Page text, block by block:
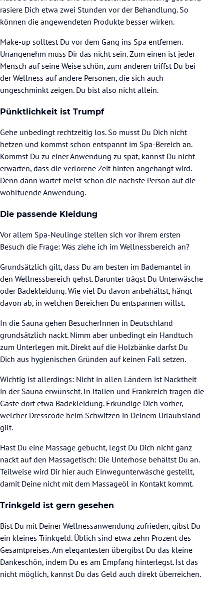
rasiere Dich etwa zwei Stunden vor der Behandlung. So
können die angewendeten Produkte besser wirken.
Make-up solltest Du vor dem Gang ins Spa entfernen.
Unangenehm muss Dir das nicht sein. Zum einen ist jeder
Mensch auf seine Weise schön, zum anderen triffst Du bei
der Wellness auf andere Personen, die sich auch
ungeschminkt zeigen. Du bist also nicht allein.
Pünktlichkeit ist Trumpf
Gehe unbedingt rechtzeitig los. So musst Du Dich nicht
hetzen und kommst schon entspannt im Spa-Bereich an.
Kommst Du zu einer Anwendung zu spät, kannst Du nicht
erwarten, dass die verlorene Zeit hinten angehängt wird.
Denn dann wartet meist schon die nächste Person auf die
wohltuende Anwendung.
Die passende Kleidung
Vor allem Spa-Neulinge stellen sich vor ihrem ersten
Besuch die Frage: Was ziehe ich im Wellnessbereich an?
Grundsätzlich gilt, dass Du am besten im Bademantel in
den Wellnessbereich gehst. Darunter trägst Du Unterwäsche
oder Badekleidung. Wie viel Du davon anbehältst, hängt
davon ab, in welchen Bereichen Du entspannen willst.
In die Sauna gehen BesucherInnen in Deutschland
grundsätzlich nackt. Nimm aber unbedingt ein Handtuch
zum Unterlegen mit. Direkt auf die Holzbänke darfst Du
Dich aus hygienischen Gründen auf keinen Fall setzen.
Wichtig ist allerdings: Nicht in allen Ländern ist Nacktheit
in der Sauna erwünscht. In Italien und Frankreich tragen die
Gäste dort etwa Badekleidung. Erkundige Dich vorher,
welcher Dresscode beim Schwitzen in Deinem Urlaubsland
gilt.
Hast Du eine Massage gebucht, legst Du Dich nicht ganz
nackt auf den Massagetisch: Die Unterhose behältst Du an.
Teilweise wird Dir hier auch Einwegunterwäsche gestellt,
damit Deine nicht mit dem Massageöl in Kontakt kommt.
Trinkgeld ist gern gesehen
Bist Du mit Deiner Wellnessanwendung zufrieden, gibst Du
ein kleines Trinkgeld. Üblich sind etwa zehn Prozent des
Gesamtpreises. Am elegantesten übergibst Du das kleine
Dankeschön, indem Du es am Empfang hinterlegst. Ist das
nicht möglich, kannst Du das Geld auch direkt überreichen.